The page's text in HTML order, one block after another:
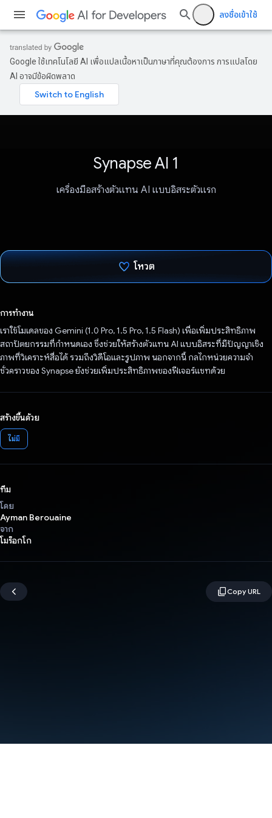
ลงชื่อเข้าใช้
Google ใช้เทคโนโลยี AI เพื่อแปลเนื้อหาเป็นภาษาที่คุณต้องการ การแปลโดย
AI อาจมีข้อผิดพลาด
Synapse AI 1
เครื่องมือสร้างตัวแทน AI แบบอิสระตัวแรก
โหวต
การทำงาน
เราใช้โมเดลของ Gemini (1.0 Pro, 1.5 Pro, 1.5 Flash) เพื่อเพิ่มประสิทธิภาพ
สถาปัตยกรรมที่กําหนดเอง ซึ่งช่วยให้สร้างตัวแทน AI แบบอิสระที่มีปัญญาเชิง
ภาพที่วิเคราะห์สื่อได้ รวมถึงวิดีโอและรูปภาพ นอกจากนี้ กลไกหน่วยความจำ
ชั่วคราวของ Synapse ยังช่วยเพิ่มประสิทธิภาพของฟีเจอร์แชทด้วย
สร้างขึ้นด้วย
ไม่มี
ทีม
โดย
Ayman Berouaine
จาก
โมร็อกโก